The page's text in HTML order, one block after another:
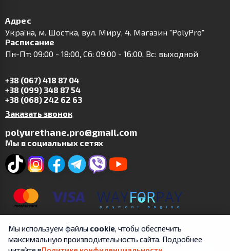
Адрес
Українa, м. Шостка, вул. Миру, 4. Магазин "PolyPro"
Расписание
Пн-Пт: 09:00 - 18:00, Сб: 09:00 - 16:00, Вс: выходной
+38 (067) 418 87 04
+38 (099) 348 87 54
+38 (068) 242 62 63
Заказать звонок
polyurethane.pro@gmail.com
Мы в социальных сетях
Мы используем файлы cookie, чтобы обеспечить
максимальную производительность сайта. Подробнее